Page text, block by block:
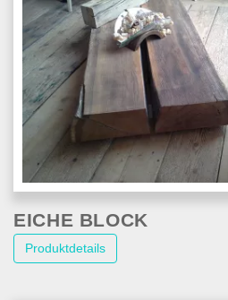
EICHE BLOCK
Produktdetails